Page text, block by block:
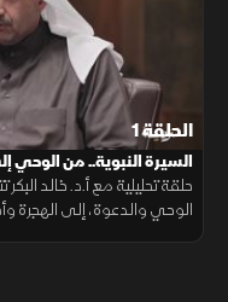
الحلقة 1
السيرة النبوية.. من الوحي
حلقة تحليلية مع أ.د. خالد
الوحي والدعوة، إلى الهجرة